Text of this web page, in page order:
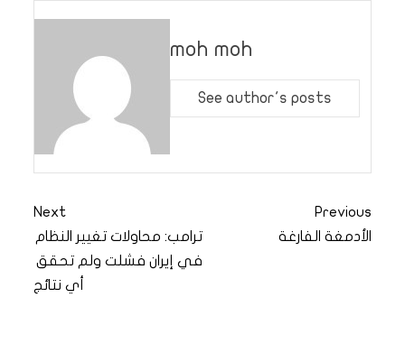
moh moh
See author's posts
Previous
الأدمغة الفارغة
Next
ترامب: محاولات تغيير النظام
في إيران فشلت ولم تحقق
أي نتائج